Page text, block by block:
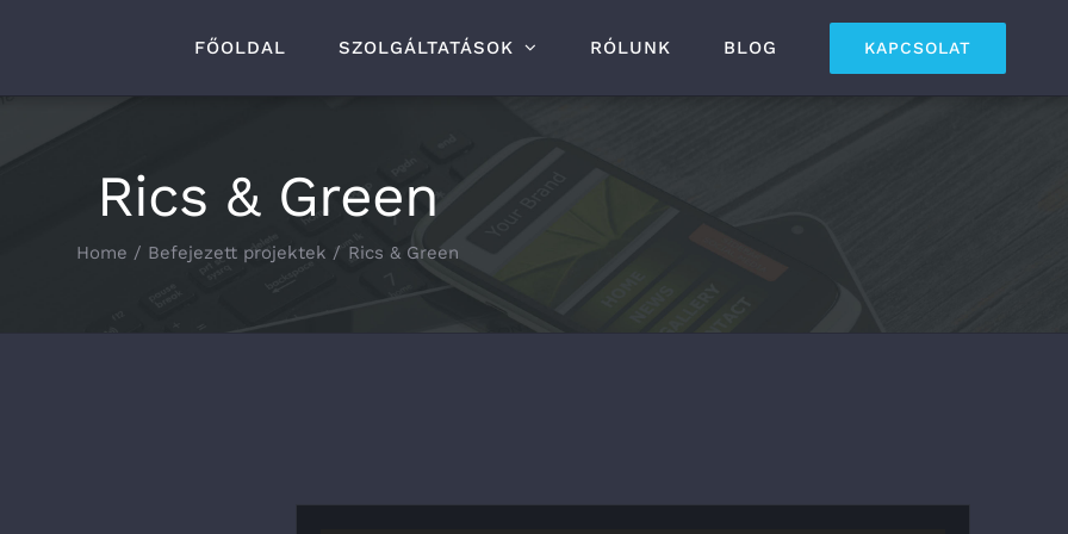
FŐOLDAL SZOLGÁLTATÁSOK RÓLUNK BLOG KAPCSOLAT
Rics & Green
Home Befejezett projektek Rics & Green